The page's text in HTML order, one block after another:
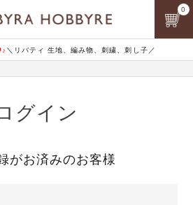
＼リバティ 生地、編み物、刺繍、刺し子／
0
グイン
がお済みのお客様